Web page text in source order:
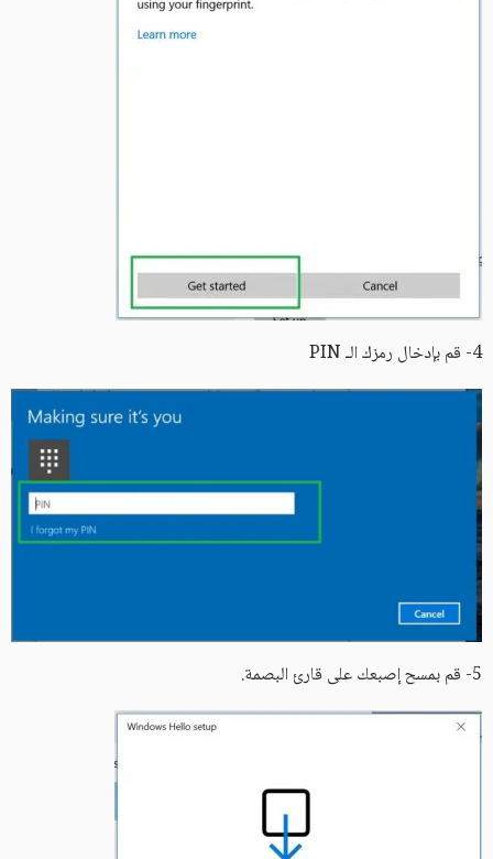
4- قم بإدخال رمزك الـ PIN
5- قم بمسح إصبعك على قارئ البصمة.